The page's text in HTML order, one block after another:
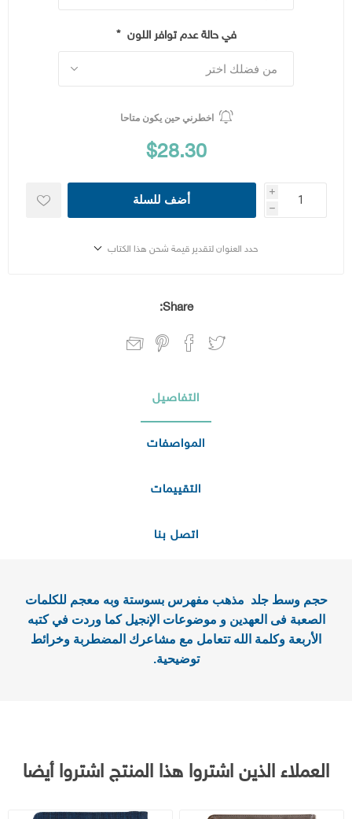
في حالة عدم توافر اللون *
اخطرني حين يكون متاحا
$28.30
i
h
أضف للسلة
حدد العنوان لتقدير قيمة شحن هذا الكتاب
Share:
التفاصيل
المواصفات
التقييمات
اتصل بنا
حجم وسط جلد مذهب مفهرس بسوستة وبه معجم للكلمات
الصعبة فى العهدين و موضوعات الإنجيل كما وردت في كتبه
الأربعة وكلمة الله تتعامل مع مشاعرك المضطربة وخرائط
توضيحية.
العملاء الذين اشتروا هذا المنتج اشتروا أيضا